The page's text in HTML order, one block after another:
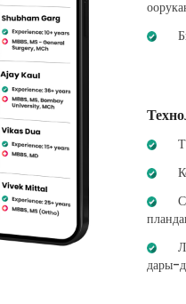
дары-